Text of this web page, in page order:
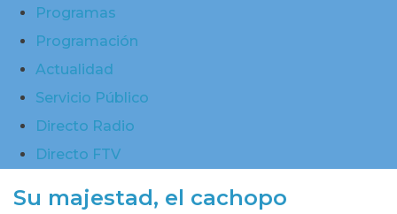
Programas
Programación
Actualidad
Servicio Público
Directo Radio
Directo FTV
Su majestad, el cachopo